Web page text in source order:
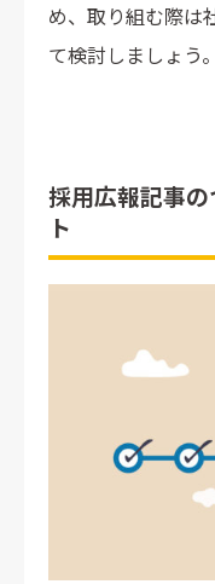
め、取り組む際は
て検討しましょう。
採用広報記事
ト